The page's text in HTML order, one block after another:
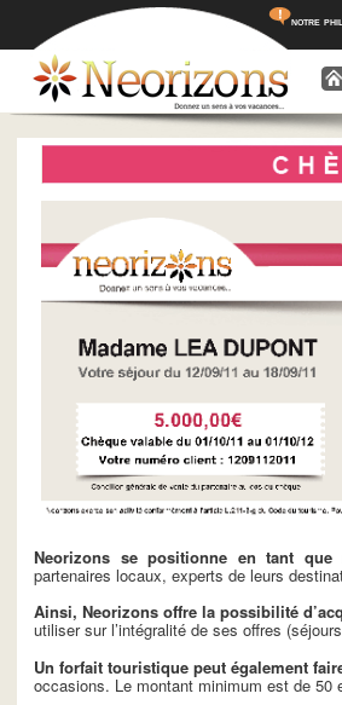
notre
Aller
Aller au
Neorizons se positionne en tant que
partenaires locaux, experts de leurs
Ainsi, Neorizons offre la possibilité
utiliser sur l’intégralité de ses offres
Un forfait touristique peut également
occasions. Le montant minimum est de 50